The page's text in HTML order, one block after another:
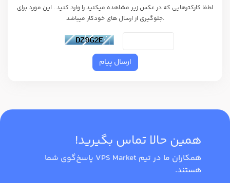
لطفا کارکترهایی که در عکس زیر مشاهده میکنید را وارد کنید . این مورد برای
جلوگیری از ارسال های خودکار میباشد.
ارسال پیام
همین حالا تماس بگیرید!
همکاران ما در تیم VPS Market پاسخ‌گوی شما
هستند.